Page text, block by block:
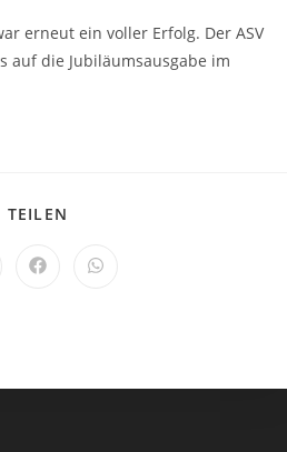
erneut ein voller Erfolg. Der ASV
auf die Jubiläumsausgabe im
TEILEN